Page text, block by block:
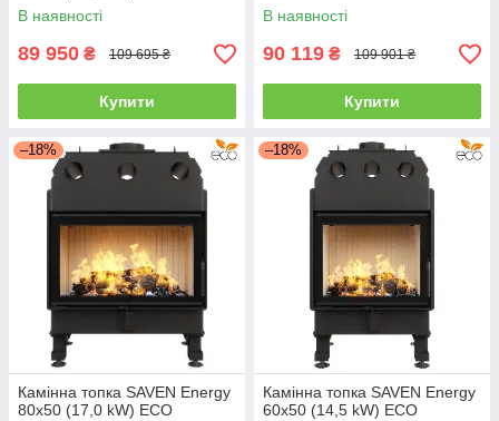
В наявності
89 950 ₴ 109 695 ₴
Купити
В наявності
90 119 ₴ 109 901 ₴
Купити
–18%
Камінна топка SAVEN Energy
80х50 (17,0 kW) ECO
–18%
Камінна топка SAVEN Energy
60х50 (14,5 kW) ECO